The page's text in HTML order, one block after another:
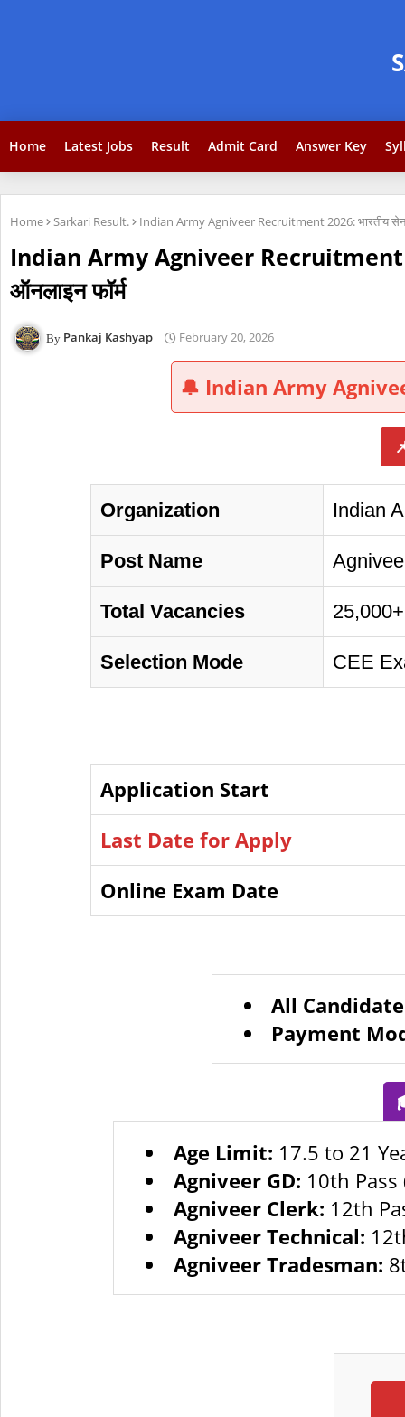
Home Latest Jobs Result Admit Card Answer Key
Home Sarkari Result. Indian Army Agniveer Recruitment 2026: भारतीय सेना
Indian Army Agniveer Recruitment
ऑनलाइन फॉर्म
Pankaj Kashyap February 20, 2026
🔔 Indian Army
Organization Indian
Post Name
Total Vacancies
Selection Mode CEE
Application Start
Last Date for Apply
Online Exam Date
All
Payment
Age Limit: 17.5 to 21
Agniveer GD: 10th
Agniveer Clerk: 12th
Agniveer Technical:
Agniveer Tradesman: